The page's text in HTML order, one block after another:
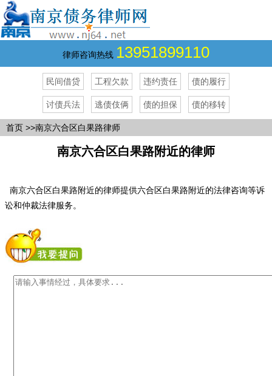
律师咨询热线 13951899110
民间借贷 工程欠款 违约责任 债的履行
讨债兵法 逃债伎俩 债的担保 债的移转
首页 >>南京六合区白果路律师
南京六合区白果路附近的律师
南京六合区白果路附近的律师提供六合区白果路附近的法律咨询等诉
讼和仲裁法律服务。